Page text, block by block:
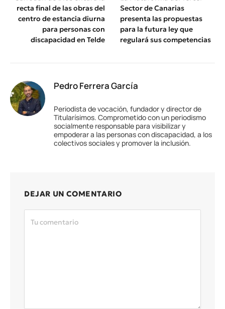
recta final de las obras del
centro de estancia diurna
para personas con
discapacidad en Telde
Sector de Canarias
presenta las propuestas
para la futura ley que
regulará sus competencias
Pedro Ferrera García
Periodista de vocación, fundador y director de
Titularísimos. Comprometido con un periodismo
socialmente responsable para visibilizar y
empoderar a las personas con discapacidad, a los
colectivos sociales y promover la inclusión.
DEJAR UN COMENTARIO